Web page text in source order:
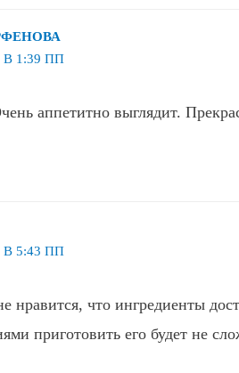
В 1:39 ПП
аппетитно выглядит.
В 5:43 ПП
нравится, что ингредиенты
приготовить его будет не